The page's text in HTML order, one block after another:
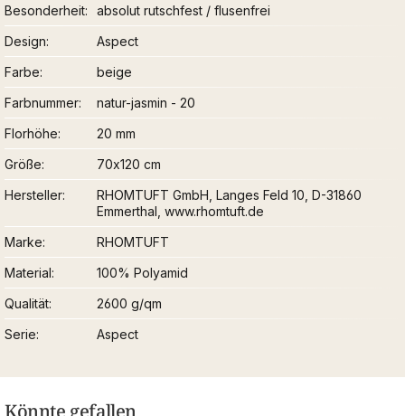
Besonderheit
absolut rutschfest / flusenfrei
Design
Aspect
Farbe
beige
Farbnummer
natur-jasmin - 20
Florhöhe
20 mm
Größe
70x120 cm
Hersteller
RHOMTUFT GmbH, Langes Feld 10, D-31860
Emmerthal, www.rhomtuft.de
Marke
RHOMTUFT
Material
100% Polyamid
Qualität
2600 g/qm
Serie
Aspect